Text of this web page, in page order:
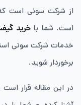
از شرکت سونی است
است. شما باخرید گیفت کارت 20
خدمات شرکت سونی
برخوردار شوید.
در این مقاله قرار است